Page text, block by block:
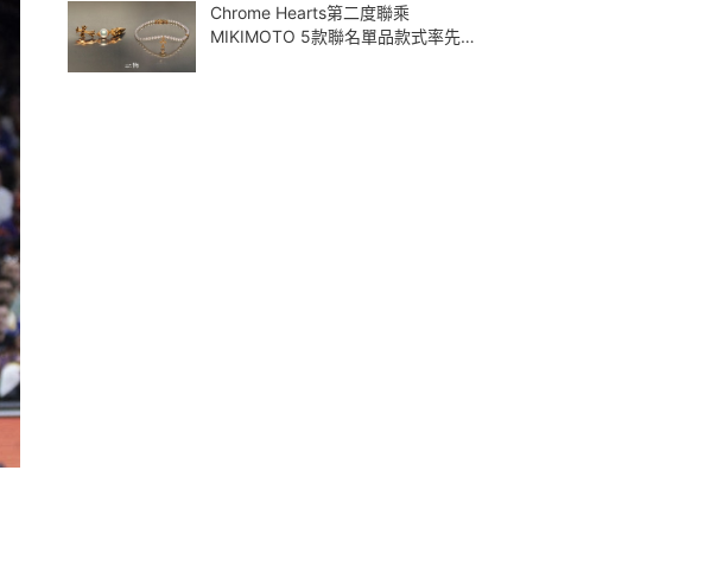
Chrome Hearts第二度聯乘
MIKIMOTO 5款聯名單品款式率先曝